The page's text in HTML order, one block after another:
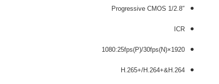
1/2.8″ Progressive CMOS
ICR
1920×1080:25fps(P)/30fps(N)
H.265+/H.264+&H.264